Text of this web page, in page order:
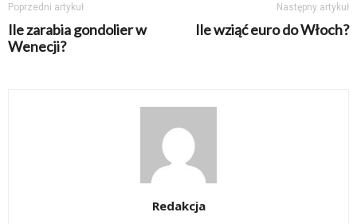
Poprzedni artykuł
Ile zarabia gondolier w
Wenecji?
Następny artykuł
Ile wziąć euro do Włoch?
Redakcja